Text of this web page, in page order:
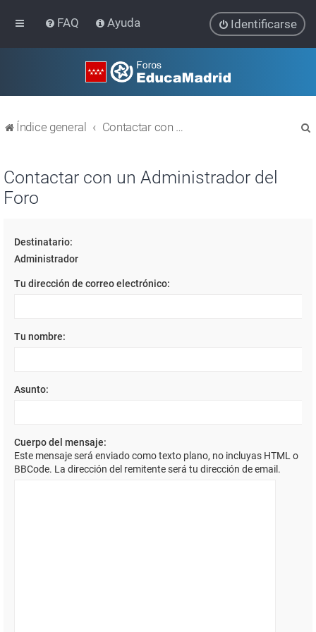
FAQ Ayuda Identificarse
Índice general Contactar con un Administrador del Foro
Contactar con un Administrador del
Foro
Destinatario:
Administrador
Tu dirección de correo electrónico:
Tu nombre:
Asunto:
Cuerpo del mensaje:
Este mensaje será enviado como texto plano, no incluyas HTML o
BBCode. La dirección del remitente será tu dirección de email.